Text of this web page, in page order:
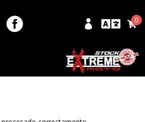
   0